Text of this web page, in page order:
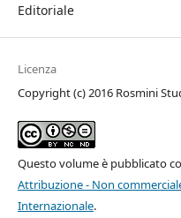
Editoriale
Licenza
Copyright (c) 2016 Rosmini
Questo volume è pubblicato
Attribuzione - Non
Internazionale.